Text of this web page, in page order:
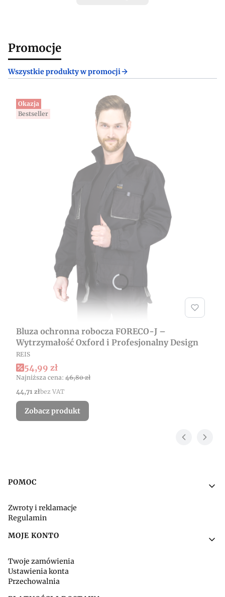
Promocje
Wszystkie produkty w promocji
Okazja
Bestseller
Bluza ochronna robocza FORECO-J –
Wytrzymałość Oxford i Profesjonalny Design
PRODUCENT
REIS
Cena promocyjna
54,99 zł
Najniższa cena: 46,80 zł
Cena
44,71 złbez VAT
Zobacz produkt
Linki w stopce
POMOC
Zwroty i reklamacje
Regulamin
MOJE KONTO
Twoje zamówienia
Ustawienia konta
Przechowalnia